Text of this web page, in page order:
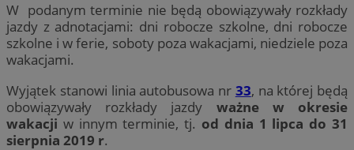
W podanym terminie nie będą obowiązywały rozkłady
jazdy z adnotacjami: dni robocze szkolne, dni robocze
szkolne i w ferie, soboty poza wakacjami, niedziele poza
wakacjami.
Wyjątek stanowi linia autobusowa nr 33, na której będą
obowiązywały rozkłady jazdy ważne w okresie
wakacji w innym terminie, tj. od dnia 1 lipca do 31
sierpnia 2019 r.